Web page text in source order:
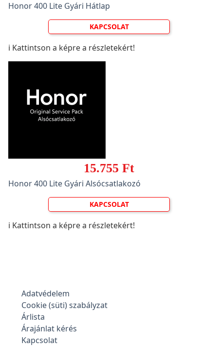
Honor 400 Lite Gyári Hátlap
KAPCSOLAT
ℹ️ Kattintson a képre a részletekért!
15.755 Ft
Honor 400 Lite Gyári Alsócsatlakozó
KAPCSOLAT
ℹ️ Kattintson a képre a részletekért!
Adatvédelem
Cookie (süti) szabályzat
Árlista
Árajánlat kérés
Kapcsolat